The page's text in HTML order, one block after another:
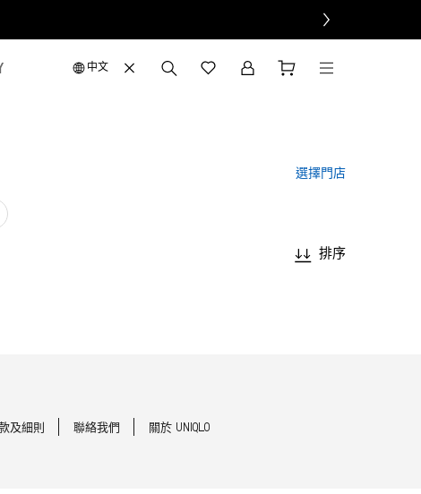
中文
選擇門店
排序
及細則 聯絡我們 關於 UNIQLO